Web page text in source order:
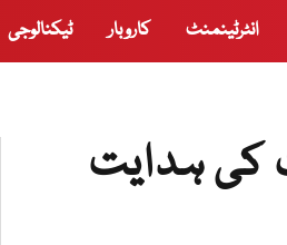
انٹرٹینمنٹ کاروبار ٹیکنالوجی
کی ہدایت